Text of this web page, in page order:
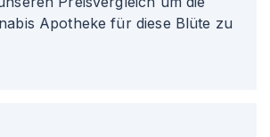
Apotheke für diese Blüte zu